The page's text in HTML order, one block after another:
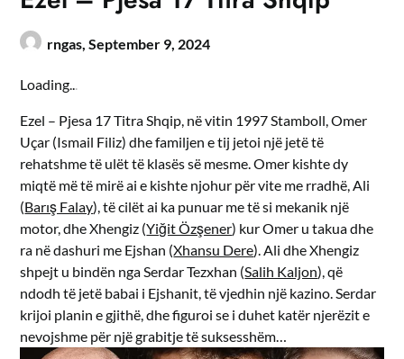
rngas,September 9, 2024
Loading...
Ezel – Pjesa 17 Titra Shqip, në vitin 1997 Stamboll, Omer
Uçar (Ismail Filiz) dhe familjen e tij jetoi një jetë të
rehatshme të ulët të klasës së mesme. Omer kishte dy
miqtë më të mirë ai e kishte njohur për vite me rradhë, Ali
(Barış Falay), të cilët ai ka punuar me të si mekanik një
motor, dhe Xhengiz (Yiğit Özşener) kur Omer u takua dhe
ra në dashuri me Ejshan (Xhansu Dere). Ali dhe Xhengiz
shpejt u bindën nga Serdar Tezxhan (Salih Kaljon), që
ndodh të jetë babai i Ejshanit, të vjedhin një kazino. Serdar
krijoi planin e gjithë, dhe figuroi se i duhet katër njerëzit e
nevojshme për një grabitje të suksesshëm…